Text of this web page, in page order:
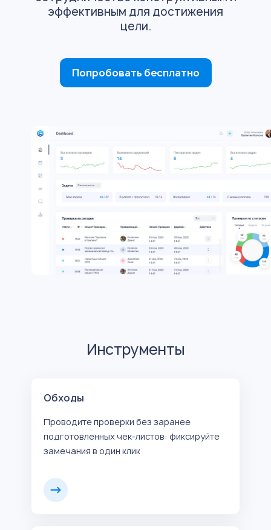
эффективным для достижения
цели.
Попробовать бесплатно
Инструменты
Обходы
Проводите проверки без заранее
подготовленных чек-листов: фиксируйте
замечания в один клик